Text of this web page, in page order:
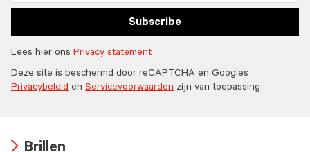
Subscribe
Lees hier ons Privacy statement
Deze site is beschermd door reCAPTCHA en Googles
Privacybeleid en Servicevoorwaarden zijn van toepassing
Brillen